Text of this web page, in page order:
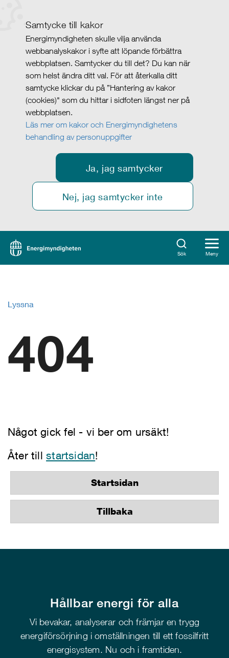
Samtycke till kakor
Energimyndigheten skulle vilja använda
webbanalyskakor i syfte att löpande förbättra
webbplatsen. Samtycker du till det? Du kan när
som helst ändra ditt val. För att återkalla ditt
samtycke klickar du på ”Hantering av kakor
(cookies)" som du hittar i sidfoten längst ner på
webbplatsen.
Läs mer om kakor och Energimyndighetens
behandling av personuppgifter
Ja, jag samtycker
Nej, jag samtycker inte
Sök Meny
Lyssna
404
Något gick fel - vi ber om ursäkt!
Åter tillstartsidan!
Startsidan
Tillbaka
Hållbar energi för alla
Vi bevakar, analyserar och främjar en trygg
energiförsörjning i omställningen till ett fossilfritt
energisystem. Nu och i framtiden.